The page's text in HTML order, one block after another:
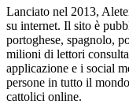
Lanciato nel 2013,
su internet. Il sito è
portoghese, spagnolo,
milioni di lettori
applicazione e i social
persone in tutto il
cattolici online.